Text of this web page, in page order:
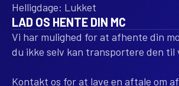
Helligdage: Lukket
LAD OS HENTE DIN MC
Vi har mulighed for at afhente din
du ikke selv kan transportere den
Kontakt os for at lave en aftale om